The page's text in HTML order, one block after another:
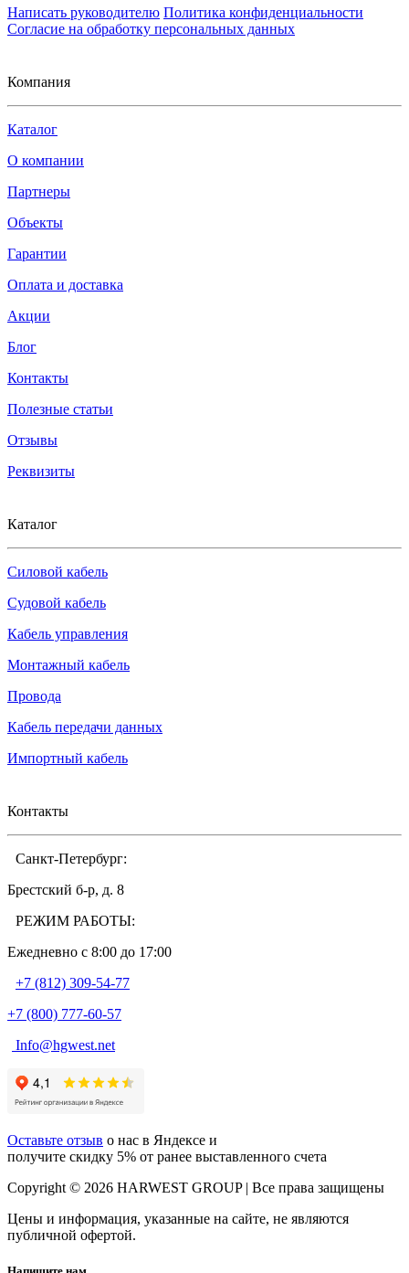
Написать руководителю Политика конфиденциальности
Согласие на обработку персональных данных
Компания
Каталог
О компании
Партнеры
Объекты
Гарантии
Оплата и доставка
Акции
Блог
Контакты
Полезные статьи
Отзывы
Реквизиты
Каталог
Силовой кабель
Судовой кабель
Кабель управления
Монтажный кабель
Провода
Кабель передачи данных
Импортный кабель
Контакты
Санкт-Петербург:
Брестский б-р, д. 8
РЕЖИМ РАБОТЫ:
Ежедневно c 8:00 до 17:00
+7 (812) 309-54-77
+7 (800) 777-60-57
Info@hgwest.net
Оставьте отзыв о нас в Яндексе и
получите скидку 5% от ранее выставленного счета
Copyright © 2026 HARWEST GROUP | Все права защищены
Цены и информация, указанные на сайте, не являются
публичной офертой.